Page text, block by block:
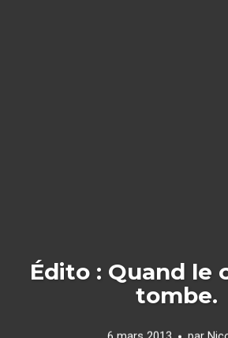
Édito : Quand le
tombe.